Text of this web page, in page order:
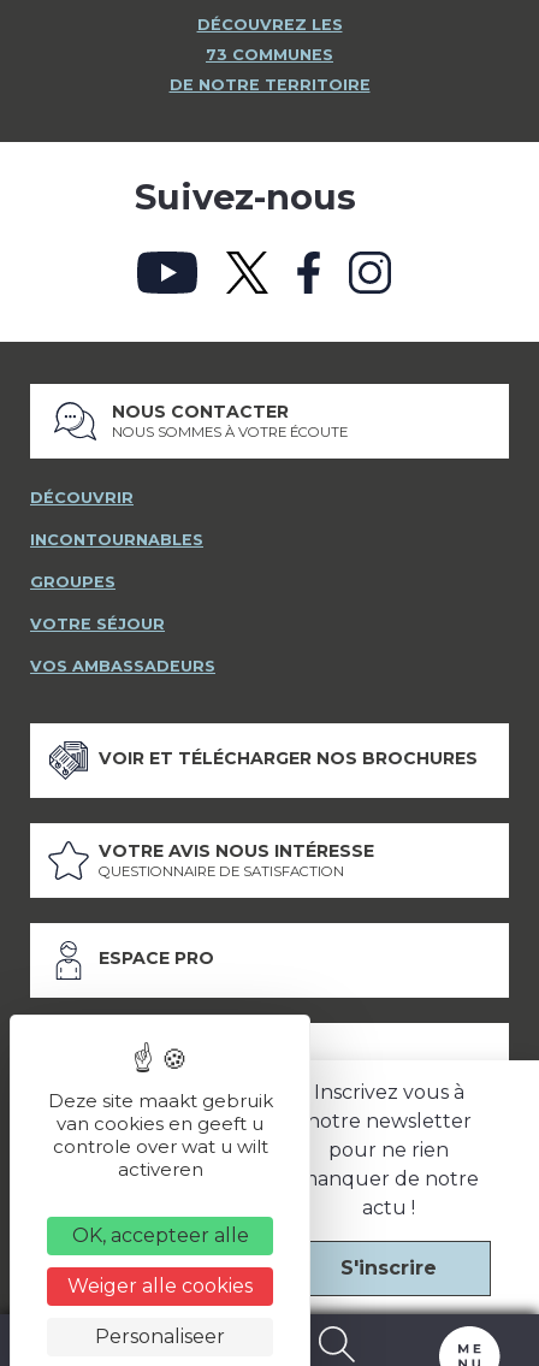
Inscrivez vous à
notre newsletter
pour ne rien
manquer de notre
actu !
S'inscrire
DÉCOUVREZ LES
73 COMMUNES
DE NOTRE TERRITOIRE
Suivez-nous
NOUS CONTACTER
NOUS SOMMES À VOTRE ÉCOUTE
DÉCOUVRIR
INCONTOURNABLES
GROUPES
VOTRE SÉJOUR
VOS AMBASSADEURS
VOIR ET TÉLÉCHARGER NOS BROCHURES
VOTRE AVIS NOUS INTÉRESSE
QUESTIONNAIRE DE SATISFACTION
ESPACE PRO
ESPACE PRESSE
LES PARTENAIRES
Politique de confidentialité
Une réalisation
Deze site maakt gebruik
van cookies en geeft u
controle over wat u wilt
activeren
OK, accepteer alle
Weiger alle cookies
Personaliseer